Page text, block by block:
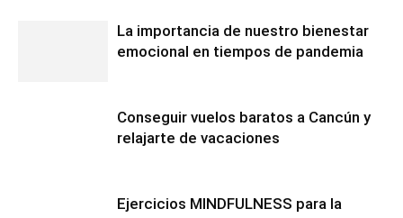
La importancia de nuestro bienestar
emocional en tiempos de pandemia
Conseguir vuelos baratos a Cancún y
relajarte de vacaciones
Ejercicios MINDFULNESS para la